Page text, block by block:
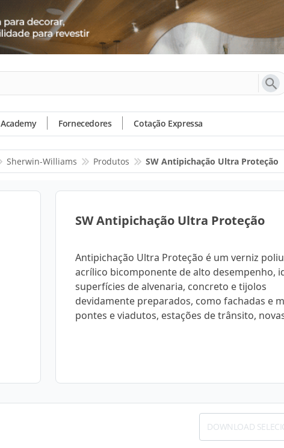
Academy Fornecedores Cotação Expressa
Sherwin-Williams Produtos SW Antipichação Ultra Proteção
SW Antipichação Ultra Proteção
Antipichação Ultra Proteção é um verniz
acrílico bicomponente de alto desempenho,
superfícies de alvenaria, concreto e tijolos
devidamente preparados, como fachadas e
pontes e viadutos, estações de trânsito,
DOWNLOAD